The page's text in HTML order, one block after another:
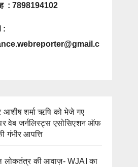
: 7898194102
:
आशीष शर्मा ऋषि को भेजे गए
वेब जर्नलिस्ट्स एसोसिएशन ऑफ
गंभीर आपत्ति
लोकतंत्र की आवाज़- WJAI का